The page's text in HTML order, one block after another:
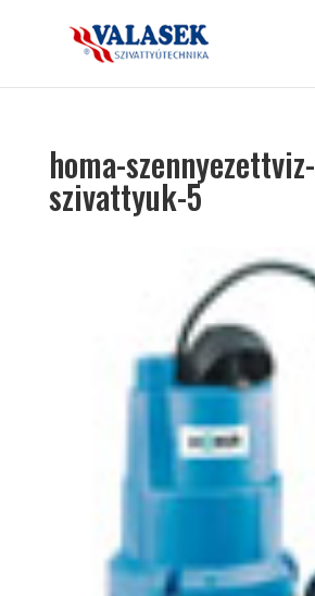
homa-szennyezettviz-
szivattyuk-5